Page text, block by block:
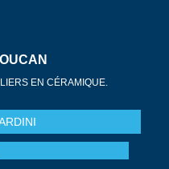
EN CÉRAMIQUE.